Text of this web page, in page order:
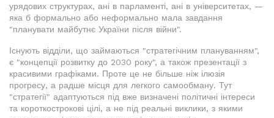
урядових структурах, ані в парламенті, ані в університетах, —
яка б формально або неформально мала завдання
"планувати майбутнє України після війни".
Існують відділи, що займаються "стратегічним плануванням",
є "концепції розвитку до 2030 року", а також презентації з
красивими графіками. Проте це не більше ніж ілюзія
прогресу, а радше місця для легкого самообману. Тут
"стратегії" адаптуються під вже визначені політичні інтереси
та короткострокові цілі, а не під реальні виклики, з якими